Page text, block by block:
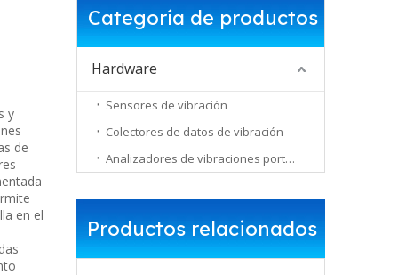
y
de
en el
Categoría de productos
Hardware
Sensores de vibración
Colectores de datos de vibración
Analizadores de vibraciones portátiles
Productos relacionados